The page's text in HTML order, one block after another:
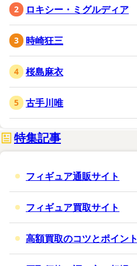
ロキシー・ミグルディア
時崎狂三
桜島麻衣
古手川唯
特集記事
フィギュア通販サイト
フィギュア買取サイト
高額買取のコツとポイント